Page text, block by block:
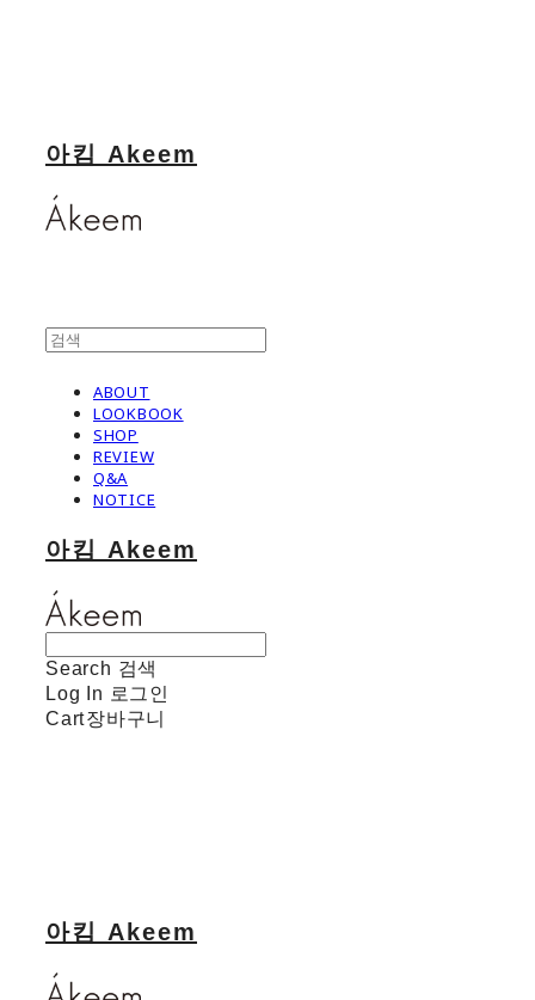
아킴 Akeem
ABOUT
LOOKBOOK
SHOP
REVIEW
Q&A
NOTICE
아킴 Akeem
Search 검색
Log In 로그인
Cart장바구니
아킴 Akeem